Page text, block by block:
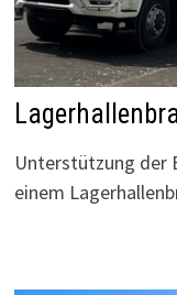
Unterstützung der
einem